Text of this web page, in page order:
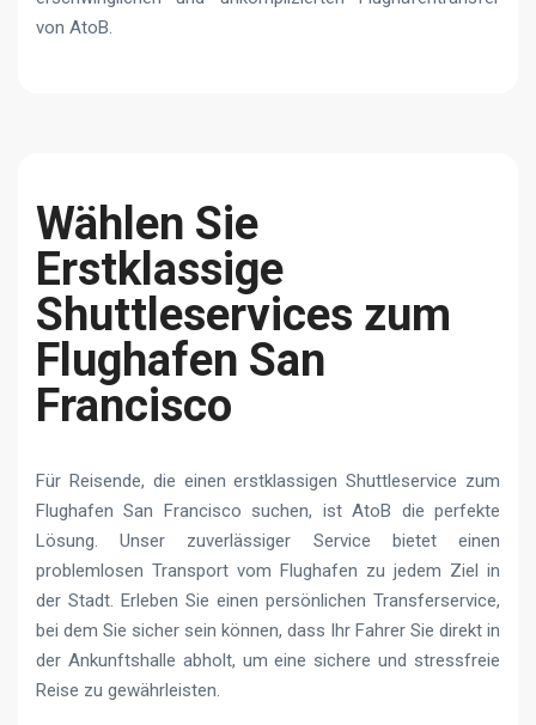
von AtoB.
Wählen Sie
Erstklassige
Shuttleservices zum
Flughafen San
Francisco
Für Reisende, die einen erstklassigen Shuttleservice zum
Flughafen San Francisco suchen, ist AtoB die perfekte
Lösung. Unser zuverlässiger Service bietet einen
problemlosen Transport vom Flughafen zu jedem Ziel in
der Stadt. Erleben Sie einen persönlichen Transferservice,
bei dem Sie sicher sein können, dass Ihr Fahrer Sie direkt in
der Ankunftshalle abholt, um eine sichere und stressfreie
Reise zu gewährleisten.